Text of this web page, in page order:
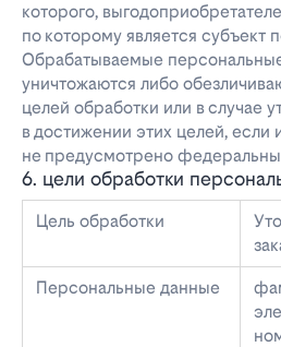
которого,
по которому является субъект
Обрабатываемые
уничтожаются либо
целей обработки или в случае
в достижении этих целей, если
не предусмотрено
6. цели обработки
Цель обработки
Персональные данные